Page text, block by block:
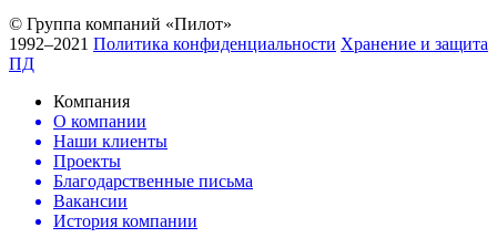
© Группа компаний «Пилот»
1992–2021 Политика конфиденциальности Хранение и защита
ПД
Компания
О компании
Наши клиенты
Проекты
Благодарственные письма
Вакансии
История компании